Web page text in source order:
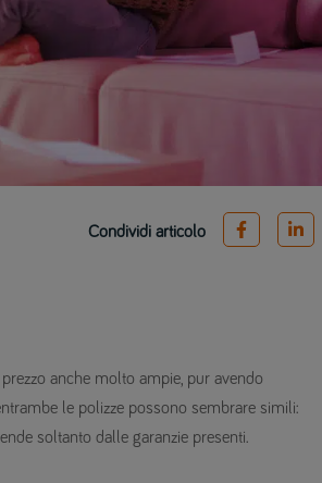
Condividi articolo
anche molto ampie, pur avendo
le polizze possono sembrare simili:
soltanto dalle garanzie presenti.